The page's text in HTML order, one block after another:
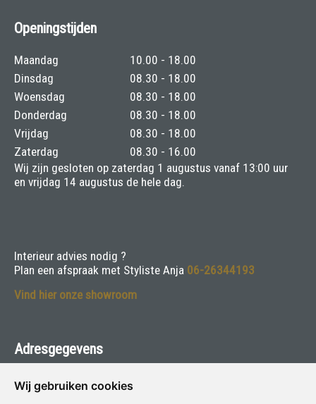
Wij gebruiken cookies
Openingstijden
Maandag
10.00 - 18.00
Dinsdag
08.30 - 18.00
Woensdag
08.30 - 18.00
Donderdag
08.30 - 18.00
Vrijdag
08.30 - 18.00
Zaterdag
08.30 - 16.00
Wij zijn gesloten op zaterdag 1 augustus vanaf 13:00 uur
en vrijdag 14 augustus de hele dag.
Interieur advies nodig ?
Plan een afspraak met Styliste Anja 06-26344193
Vind hier onze showroom
Adresgegevens
van Asselen voor Verf & Wonen